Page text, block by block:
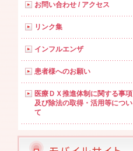
お問い合わせ / アクセス
リンク集
インフルエンザ
患者様へのお願い
医療ＤＸ推進体制に関する事項
及び除法の取得・活用等につい
て